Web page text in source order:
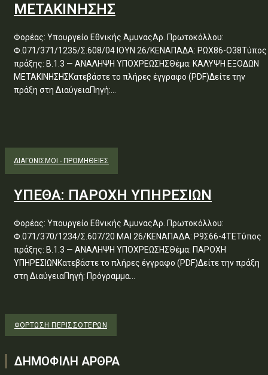
ΜΕΤΑΚΙΝΗΣΗΣ
Φορέας: Υπουργείο Εθνικής ΆμυναςΑρ. Πρωτοκόλλου:
Φ.071/371/1235/Σ.608/04 ΙΟΥΝ 26/ΚΕΝΑΠΑΔΑ: ΡΩΧ86-Ο38Τύπος
πράξης: Β.1.3 — ΑΝΑΛΗΨΗ ΥΠΟΧΡΕΩΣΗΣΘέμα: ΚΑΛΥΨΗ ΕΞΟΔΩΝ
ΜΕΤΑΚΙΝΗΣΗΣΚατεβάστε το πλήρες έγγραφο (PDF)Δείτε την
πράξη στη ΔιαύγειαΠηγή:...
ΔΙΑΓΩΝΙΣΜΟΊ - ΠΡΟΜΉΘΕΙΕΣ
ΥΠΕΘΑ: ΠΑΡΟΧΗ ΥΠΗΡΕΣΙΩΝ
Φορέας: Υπουργείο Εθνικής ΆμυναςΑρ. Πρωτοκόλλου:
Φ.071/370/1234/Σ.607/20 ΜΑΙ 26/ΚΕΝΑΠΑΔΑ: Ρ9Σ66-4ΤΕΤύπος
πράξης: Β.1.3 — ΑΝΑΛΗΨΗ ΥΠΟΧΡΕΩΣΗΣΘέμα: ΠΑΡΟΧΗ
ΥΠΗΡΕΣΙΩΝΚατεβάστε το πλήρες έγγραφο (PDF)Δείτε την πράξη
στη ΔιαύγειαΠηγή: Πρόγραμμα...
ΦΌΡΤΩΣΗ ΠΕΡΙΣΣΟΤΈΡΩΝ
ΔΗΜΟΦΙΛΗ ΑΡΘΡΑ